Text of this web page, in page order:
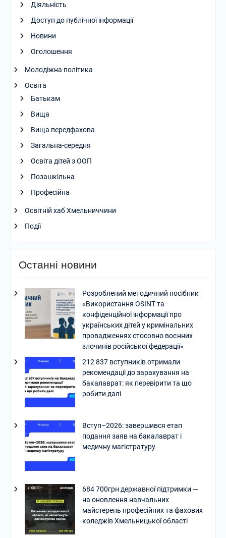
Діяльність
Доступ до публічної інформації
Новини
Оголошення
Молодіжна політика
Освіта
Батькам
Вища
Вища передфахова
Загальна-середня
Освіта дітей з ООП
Позашкільна
Професійна
Освітній хаб Хмельниччини
Події
Останні новини
Розроблений методичний посібник
«Використання OSINT та
конфіденційної інформації про
українських дітей у кримінальних
провадженнях стосовно воєнних
злочинів російської федерації»
212 837 вступників отримали
рекомендації до зарахування на
бакалаврат: як перевірити та що
робити далі
Вступ–2026: завершився етап
подання заяв на бакалаврат і
медичну магістратуру
684 700грн державної підтримки —
на оновлення навчальних
майстерень професійних та фахових
коледжів Хмельницької області